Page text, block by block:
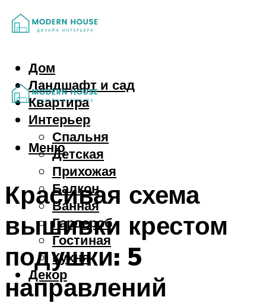
Дом
Ландшафт и сад
Квартира
Интерьер
Спальня
Детская
Прихожая
Балкон
Ванная
Гардероб
Гостиная
Кухня
Декор
Меню
Красивая схема
вышивки крестом
подушки: 5
направлений